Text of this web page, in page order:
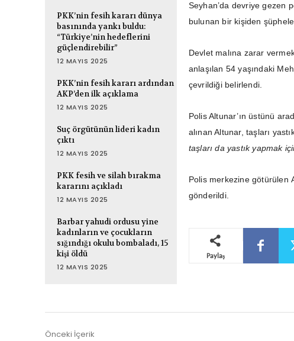
PKK’nin fesih kararı dünya
basınında yankı buldu:
“Türkiye’nin hedeflerini
güçlendirebilir”
12 MAYIS 2025
PKK’nin fesih kararı ardından
AKP’den ilk açıklama
12 MAYIS 2025
Suç örgütünün lideri kadın
çıktı
12 MAYIS 2025
PKK fesih ve silah bırakma
kararını açıkladı
12 MAYIS 2025
Barbar yahudi ordusu yine
kadınların ve çocukların
sığındığı okulu bombaladı, 15
kişi öldü
12 MAYIS 2025
Seyhan’da devriye gezen
bulunan bir kişiden
Devlet malına zarar
anlaşılan 54 yaşındaki
çevrildiği belirlendi.
Polis Altunar’ın üstünü
alınan Altunar, taşları
taşları da yastık yapmak
Polis merkezine götürülen
gönderildi.
Paylaş
Önceki İçerik